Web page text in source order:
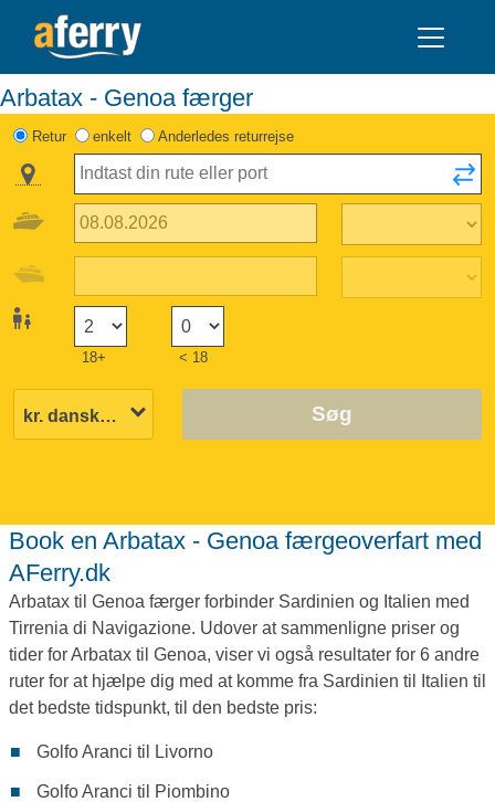
Arbatax - Genoa færger
Retur enkelt Anderledes returrejse
18+ < 18
Søg
Book en Arbatax - Genoa færgeoverfart med
AFerry.dk
Arbatax til Genoa færger forbinder Sardinien og Italien med
Tirrenia di Navigazione. Udover at sammenligne priser og
tider for Arbatax til Genoa, viser vi også resultater for 6 andre
ruter for at hjælpe dig med at komme fra Sardinien til Italien til
det bedste tidspunkt, til den bedste pris:
Golfo Aranci til Livorno
Golfo Aranci til Piombino